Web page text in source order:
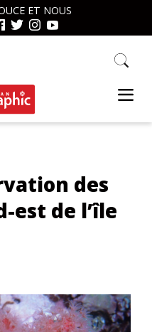
ET NOUS
Search
website
des
est de l’île